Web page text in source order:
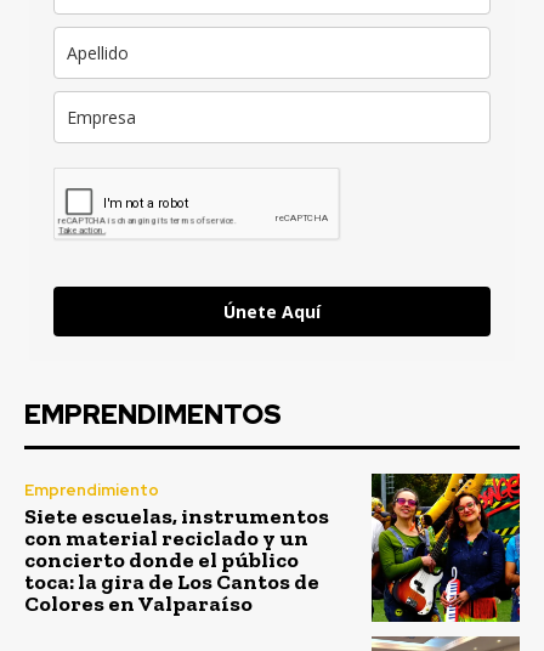
Únete Aquí
EMPRENDIMENTOS
Emprendimiento
Siete escuelas, instrumentos
con material reciclado y un
concierto donde el público
toca: la gira de Los Cantos de
Colores en Valparaíso